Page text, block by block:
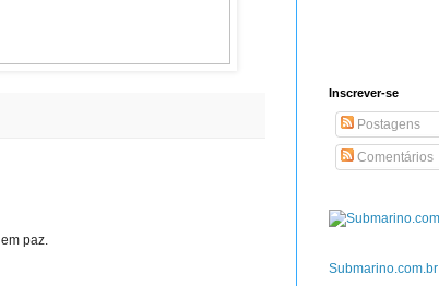
paz.
Inscrever-se
Postagens
Comentários
Submarino.com.br